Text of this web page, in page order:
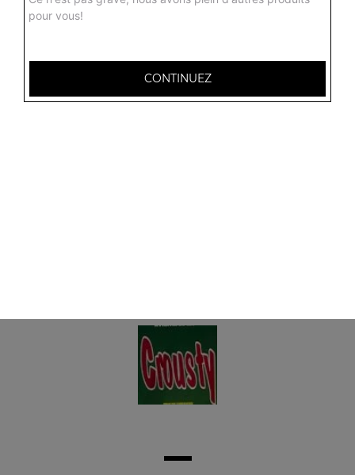
pour vous!
CONTINUEZ